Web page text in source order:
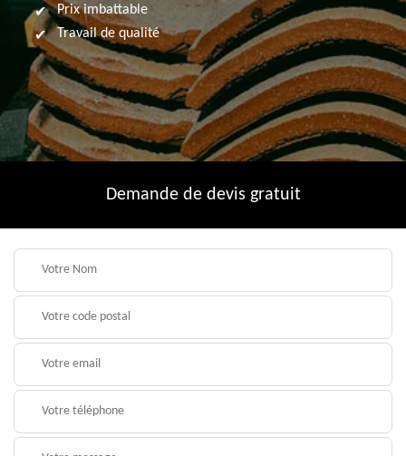
Prix imbattable
Travail de qualité
Demande de devis gratuit